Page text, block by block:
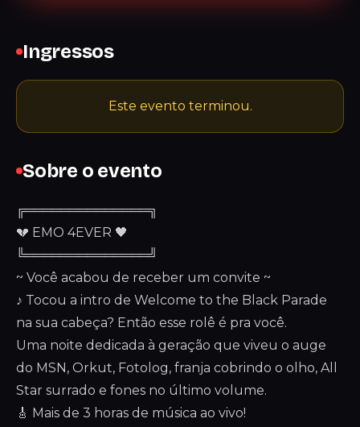
Sobre o evento
╔══════════════╗
💔 EMO 4EVER 🖤
╚══════════════╝
~ Você acabou de receber um convite ~
♪ Tocou a intro de Welcome to the Black Parade
na sua cabeça? Então esse rolê é pra você.
Uma noite dedicada à geração que viveu o auge
do MSN, Orkut, Fotolog, franja cobrindo o olho, All
Star surrado e fones no último volume.
🎸 Mais de 3 horas de música ao vivo!
Ingressos
Este evento terminou.